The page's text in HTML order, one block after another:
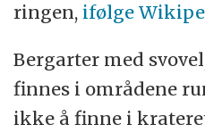
ringen, ifølge
Bergarter med
finnes i områdene
ikke å finne i